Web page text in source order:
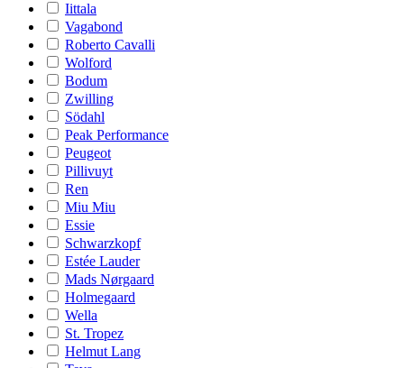
Iittala
Vagabond
Roberto Cavalli
Wolford
Bodum
Zwilling
Södahl
Peak Performance
Peugeot
Pillivuyt
Ren
Miu Miu
Essie
Schwarzkopf
Estée Lauder
Mads Nørgaard
Holmegaard
Wella
St. Tropez
Helmut Lang